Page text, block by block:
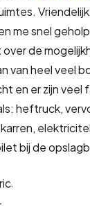
me snel
de
van heel veel
en er zijn veel
heftruck,
bij de